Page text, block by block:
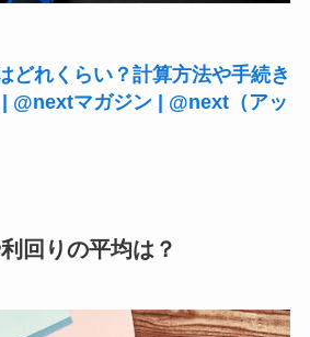
どれくらい？計算方法や手続き
@nextマガジン | @next（アッ
回りの平均は？